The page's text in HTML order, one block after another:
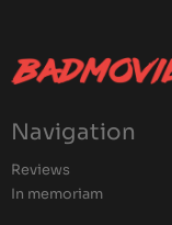
Navigation
Reviews
In memoriam